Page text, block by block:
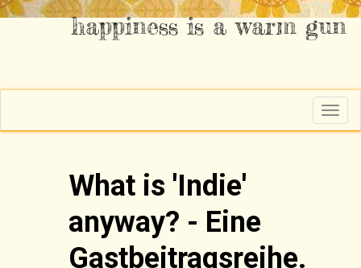
happiness is a warm gun
T
o
g
What is 'Indie'
anyway? - Eine
Gastbeitragsreihe.